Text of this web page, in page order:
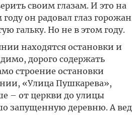
своим глазам. И это на
он радовал глаз
гальку. Но не в этом году.
находятся остановки и
дорого содержать
строение остановки
«Улица Пушкарева»,
– от церкви до улицы
запущенную деревню. А